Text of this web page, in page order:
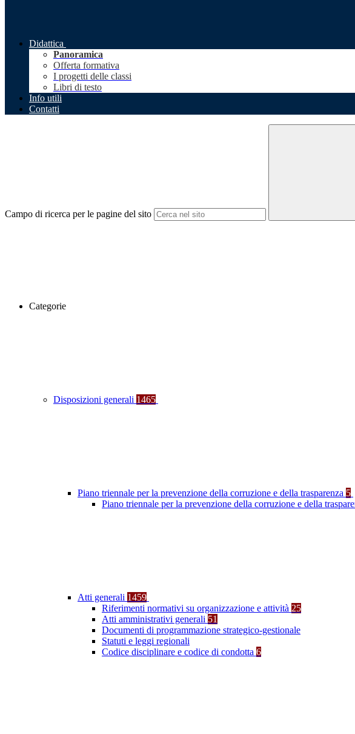
Didattica
Panoramica
Offerta formativa
I progetti delle classi
Libri di testo
Info utili
Contatti
Campo di ricerca per le pagine del sito
Categorie
Disposizioni generali 1465
Piano triennale per la prevenzione della corruzione e della trasparenza 5
Piano triennale per la prevenzione della corruzione e della
Atti generali 1459
Riferimenti normativi su organizzazione e attività 25
Atti amministrativi generali 51
Documenti di programmazione strategico-gestionale
Statuti e leggi regionali
Codice disciplinare e codice di condotta 6